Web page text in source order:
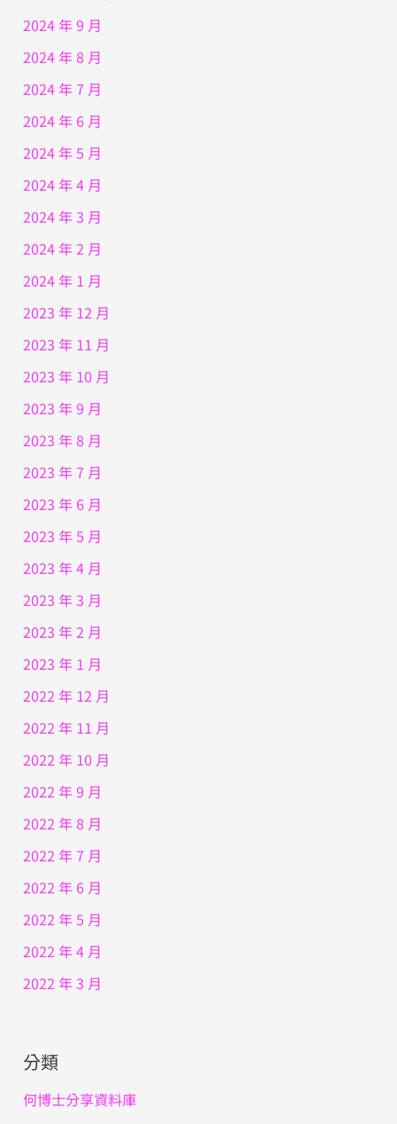
2024 年 9 月
2024 年 8 月
2024 年 7 月
2024 年 6 月
2024 年 5 月
2024 年 4 月
2024 年 3 月
2024 年 2 月
2024 年 1 月
2023 年 12 月
2023 年 11 月
2023 年 10 月
2023 年 9 月
2023 年 8 月
2023 年 7 月
2023 年 6 月
2023 年 5 月
2023 年 4 月
2023 年 3 月
2023 年 2 月
2023 年 1 月
2022 年 12 月
2022 年 11 月
2022 年 10 月
2022 年 9 月
2022 年 8 月
2022 年 7 月
2022 年 6 月
2022 年 5 月
2022 年 4 月
2022 年 3 月
分類
何博士分享資料庫